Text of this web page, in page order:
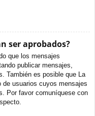
ser aprobados?
que los mensajes
publicar mensajes,
También es posible que La
de usuarios cuyos mensajes
Por favor comuníquese con